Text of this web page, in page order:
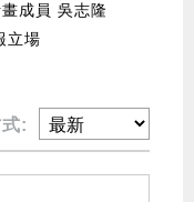
成員 吳志隆
立場
: